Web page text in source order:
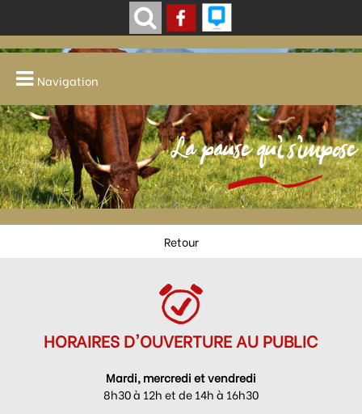
Navigation
La pause qui s'impose
Retour
HORAIRES D'OUVERTURE AU PUBLIC
Mardi, mercredi et vendredi
8h30 à 12h et de 14h à 16h30